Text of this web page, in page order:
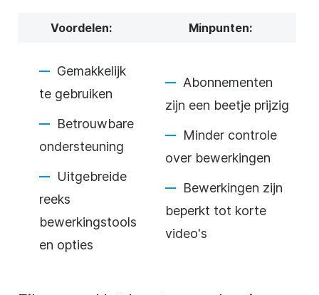
Voordelen: Minpunten:
Gemakkelijk
te gebruiken
Betrouwbare
ondersteuning
Uitgebreide
reeks
bewerkingstools
en opties
Abonnementen
zijn een beetje prijzig
Minder controle
over bewerkingen
Bewerkingen zijn
beperkt tot korte
video's